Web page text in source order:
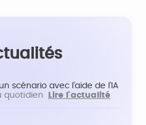
scénario avec l'aide de l'IA
quotidien
Lire l'actualité